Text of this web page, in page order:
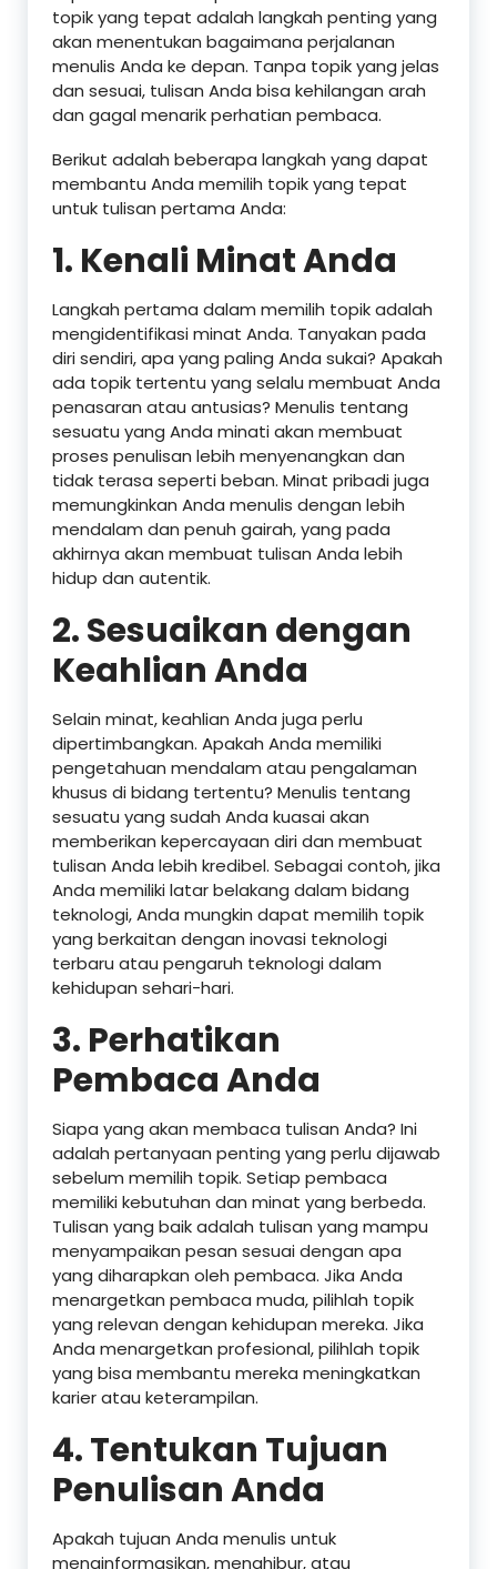
topik yang tepat adalah langkah penting yang
akan menentukan bagaimana perjalanan
menulis Anda ke depan. Tanpa topik yang jelas
dan sesuai, tulisan Anda bisa kehilangan arah
dan gagal menarik perhatian pembaca.
Berikut adalah beberapa langkah yang dapat
membantu Anda memilih topik yang tepat
untuk tulisan pertama Anda:
1. Kenali Minat Anda
Langkah pertama dalam memilih topik adalah
mengidentifikasi minat Anda. Tanyakan pada
diri sendiri, apa yang paling Anda sukai? Apakah
ada topik tertentu yang selalu membuat Anda
penasaran atau antusias? Menulis tentang
sesuatu yang Anda minati akan membuat
proses penulisan lebih menyenangkan dan
tidak terasa seperti beban. Minat pribadi juga
memungkinkan Anda menulis dengan lebih
mendalam dan penuh gairah, yang pada
akhirnya akan membuat tulisan Anda lebih
hidup dan autentik.
2. Sesuaikan dengan
Keahlian Anda
Selain minat, keahlian Anda juga perlu
dipertimbangkan. Apakah Anda memiliki
pengetahuan mendalam atau pengalaman
khusus di bidang tertentu? Menulis tentang
sesuatu yang sudah Anda kuasai akan
memberikan kepercayaan diri dan membuat
tulisan Anda lebih kredibel. Sebagai contoh, jika
Anda memiliki latar belakang dalam bidang
teknologi, Anda mungkin dapat memilih topik
yang berkaitan dengan inovasi teknologi
terbaru atau pengaruh teknologi dalam
kehidupan sehari-hari.
3. Perhatikan
Pembaca Anda
Siapa yang akan membaca tulisan Anda? Ini
adalah pertanyaan penting yang perlu dijawab
sebelum memilih topik. Setiap pembaca
memiliki kebutuhan dan minat yang berbeda.
Tulisan yang baik adalah tulisan yang mampu
menyampaikan pesan sesuai dengan apa
yang diharapkan oleh pembaca. Jika Anda
menargetkan pembaca muda, pilihlah topik
yang relevan dengan kehidupan mereka. Jika
Anda menargetkan profesional, pilihlah topik
yang bisa membantu mereka meningkatkan
karier atau keterampilan.
4. Tentukan Tujuan
Penulisan Anda
Apakah tujuan Anda menulis untuk
menginformasikan, menghibur, atau